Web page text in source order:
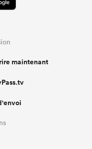
maintenant